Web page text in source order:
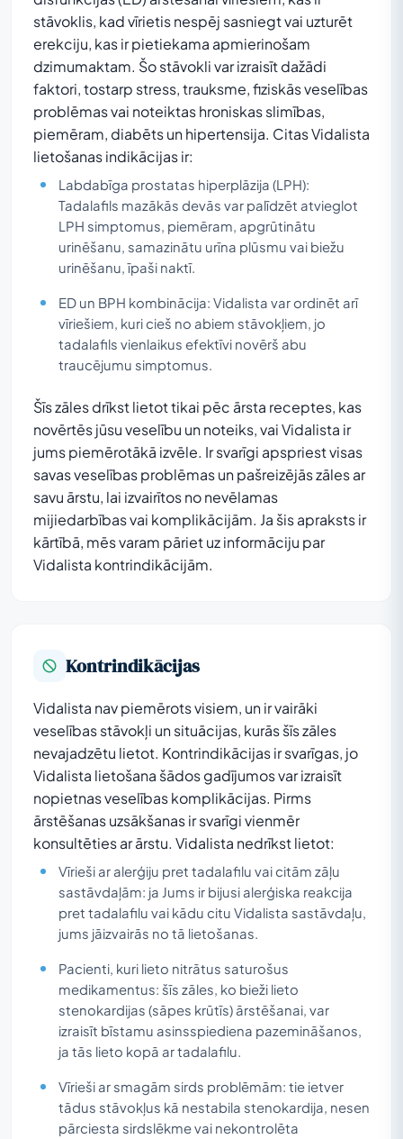
stāvoklis, kad vīrietis nespēj sasniegt vai uzturēt
erekciju, kas ir pietiekama apmierinošam
dzimumaktam. Šo stāvokli var izraisīt dažādi
faktori, tostarp stress, trauksme, fiziskās veselības
problēmas vai noteiktas hroniskas slimības,
piemēram, diabēts un hipertensija. Citas Vidalista
lietošanas indikācijas ir:
Labdabīga prostatas hiperplāzija (LPH):
Tadalafils mazākās devās var palīdzēt atvieglot
LPH simptomus, piemēram, apgrūtinātu
urinēšanu, samazinātu urīna plūsmu vai biežu
urinēšanu, īpaši naktī.
ED un BPH kombinācija: Vidalista var ordinēt arī
vīriešiem, kuri cieš no abiem stāvokļiem, jo
tadalafils vienlaikus efektīvi novērš abu
traucējumu simptomus.
Šīs zāles drīkst lietot tikai pēc ārsta receptes, kas
novērtēs jūsu veselību un noteiks, vai Vidalista ir
jums piemērotākā izvēle. Ir svarīgi apspriest visas
savas veselības problēmas un pašreizējās zāles ar
savu ārstu, lai izvairītos no nevēlamas
mijiedarbības vai komplikācijām. Ja šis apraksts ir
kārtībā, mēs varam pāriet uz informāciju par
Vidalista kontrindikācijām.
Kontrindikācijas
Vidalista nav piemērots visiem, un ir vairāki
veselības stāvokļi un situācijas, kurās šīs zāles
nevajadzētu lietot. Kontrindikācijas ir svarīgas, jo
Vidalista lietošana šādos gadījumos var izraisīt
nopietnas veselības komplikācijas. Pirms
ārstēšanas uzsākšanas ir svarīgi vienmēr
konsultēties ar ārstu. Vidalista nedrīkst lietot:
Vīrieši ar alerģiju pret tadalafilu vai citām zāļu
sastāvdaļām: ja Jums ir bijusi alerģiska reakcija
pret tadalafilu vai kādu citu Vidalista sastāvdaļu,
jums jāizvairās no tā lietošanas.
Pacienti, kuri lieto nitrātus saturošus
medikamentus: šīs zāles, ko bieži lieto
stenokardijas (sāpes krūtīs) ārstēšanai, var
izraisīt bīstamu asinsspiediena pazemināšanos,
ja tās lieto kopā ar tadalafilu.
Vīrieši ar smagām sirds problēmām: tie ietver
tādus stāvokļus kā nestabila stenokardija, nesen
pārciesta sirdslēkme vai nekontrolēta